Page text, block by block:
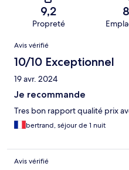
9,2
Propreté
Avis
Avis vérifié
10/10 Exceptionnel
19 avr. 2024
Je recommande
Tres bon rapport qualité prix
bertrand, séjour de 1 nuit
Avis vérifié